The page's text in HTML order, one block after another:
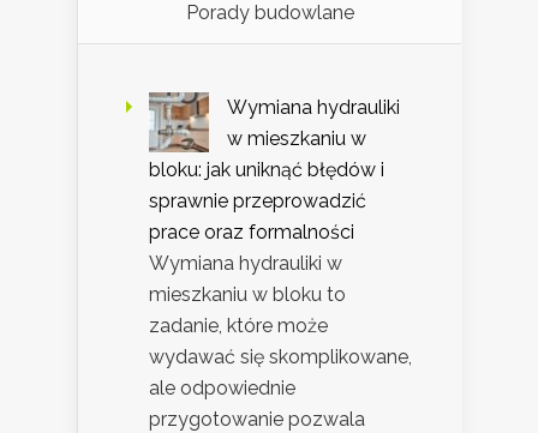
Porady budowlane
Wymiana hydrauliki
w mieszkaniu w
bloku: jak uniknąć błędów i
sprawnie przeprowadzić
prace oraz formalności
Wymiana hydrauliki w
mieszkaniu w bloku to
zadanie, które może
wydawać się skomplikowane,
ale odpowiednie
przygotowanie pozwala